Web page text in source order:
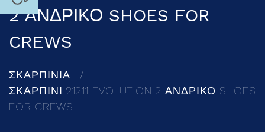
2 ΑΝΔΡΙΚΟ SHOES FOR
CREWS
ΣΚΑΡΠΙΝΙΑ
ΣΚΑΡΠΙΝΙ 21211 EVOLUTION 2 ΑΝΔΡΙΚΟ SHOES
FOR CREWS